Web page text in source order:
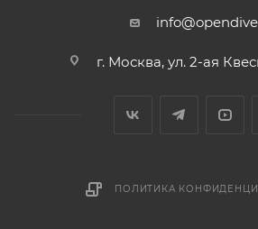
г. Москва, ул. 2-ая
ПОЛИТИКА